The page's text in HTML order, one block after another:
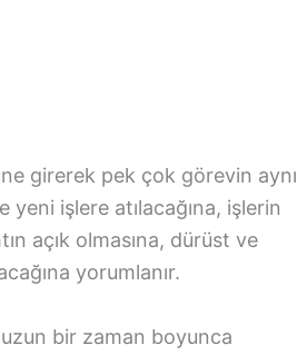
girerek pek çok görevin aynı
işlere atılacağına, işlerin
açık olmasına, dürüst ve
yorumlanır.
bir zaman boyunca